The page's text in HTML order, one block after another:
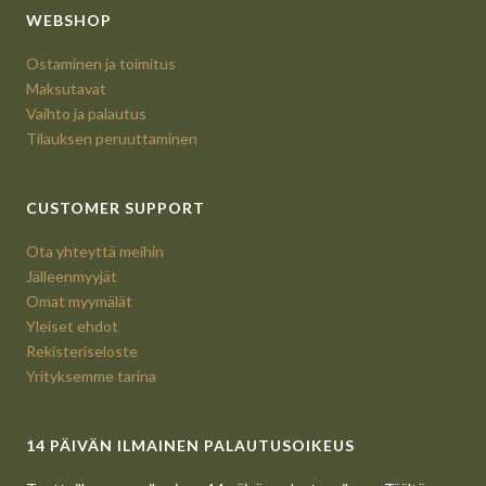
WEBSHOP
Ostaminen ja toimitus
Maksutavat
Vaihto ja palautus
Tilauksen peruuttaminen
CUSTOMER SUPPORT
Ota yhteyttä meihin
Jälleenmyyjät
Omat myymälät
Yleiset ehdot
Rekisteriseloste
Yrityksemme tarina
14 PÄIVÄN ILMAINEN PALAUTUSOIKEUS